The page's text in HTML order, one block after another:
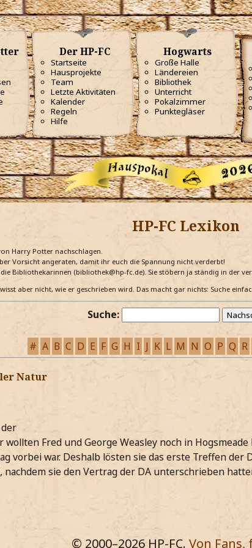
Der HP-FC
Startseite
Hausprojekte
Team
Letzte Aktivitäten
Kalender
Regeln
Hilfe
Hogwarts
Große Halle
Ländereien
Bibliothek
Unterricht
Pokalzimmer
Punktegläser
HP-FC Lexikon
Harry Potter nachschlagen.
Vorsicht angeraten, damit ihr euch die Spannung nicht verderbt!
Bibliothekarinnen (bibliothek@hp-fc.de). Sie stöbern ja ständig in der
aber nicht, wie er geschrieben wird. Das macht gar nichts: Suche
Suche:
# A B C D E F G H I J K L M N O P Q R
Natur
wollten Fred und George Weasley noch in
vorbei war. Deshalb lösten sie das erste Treffen der
nachdem sie den Vertrag der DA unterschrieben
© 2000–2026 HP-FC. Von Fans,